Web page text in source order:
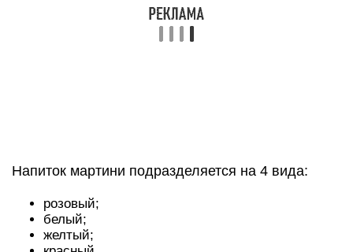
Напиток мартини подразделяется на 4 вида:
розовый;
белый;
желтый;